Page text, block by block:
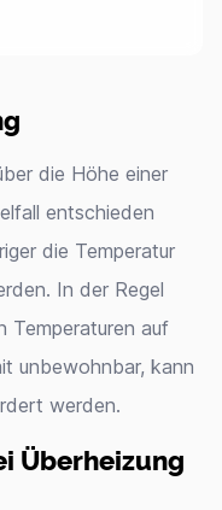
die Höhe einer
entschieden
die Temperatur
In der Regel
Temperaturen auf
unbewohnbar, kann
werden.
Überheizung